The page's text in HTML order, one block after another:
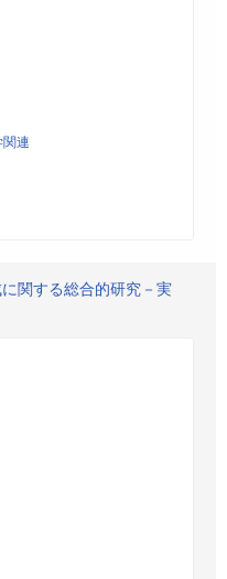
連
関する総合的研究－実